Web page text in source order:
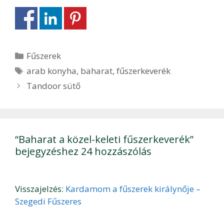
Kategória
Fűszerek
Címkék
arab konyha, baharat,fűszerkeverék
Bejegyzés
Tandoor sütő
“Baharat a közel-keleti fűszerkeverék”
bejegyzéshez 24 hozzászólás
Visszajelzés: Kardamom a fűszerek királynője –
Szegedi Fűszeres